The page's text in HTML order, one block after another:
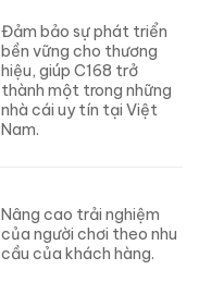
Đảm bảo sự phát triển
bền vững cho thương
hiệu, giúp C168 trở
thành một trong những
nhà cái uy tín tại Việt
Nam.
Nâng cao trải nghiệm
của người chơi theo nhu
cầu của khách hàng.